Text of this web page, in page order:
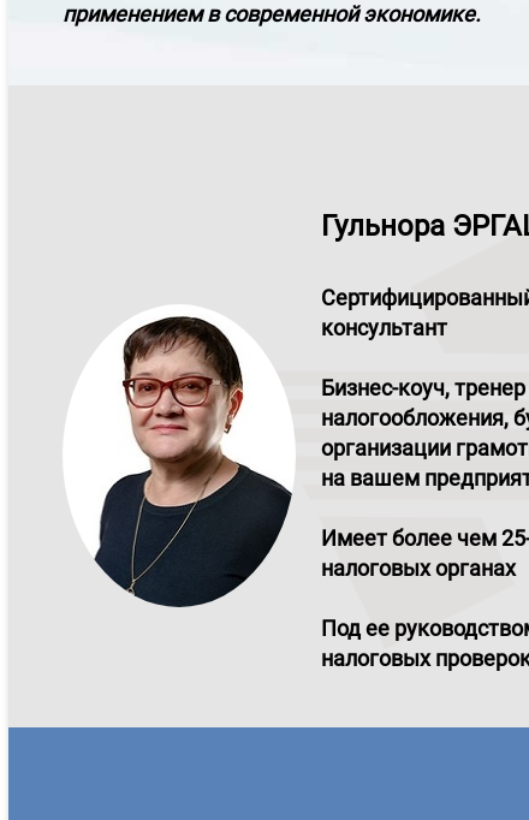
применением в современной экономике.
Гульнора
консультант
Бизнес-коуч,
налогообложения,
организации
на вашем
Имеет более чем
налоговых органах
Под ее
налоговых